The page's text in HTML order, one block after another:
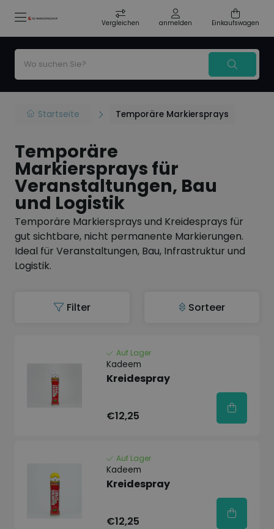
Vergleichen anmelden Einkaufswagen
Startseite Temporäre Markiersprays
Temporäre
Markiersprays für
Veranstaltungen, Bau
und Logistik
Temporäre Markiersprays und Kreidesprays für
gut sichtbare, nicht permanente Markierungen.
Ideal für Veranstaltungen, Bau, Infrastruktur und
Logistik.
Filter Sorteer
Auf Lager
Kadeem
Kreidespray
€12,25
Auf Lager
Kadeem
Kreidespray
€12,25